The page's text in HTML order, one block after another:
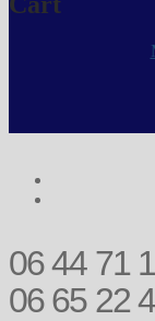
06 44 71
06 65 22